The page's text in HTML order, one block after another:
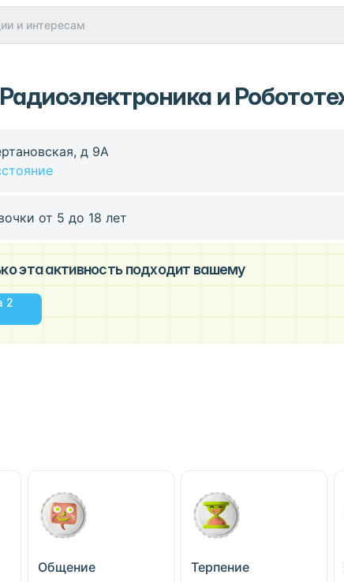
и интересам
и
д 9А
от 5 до 18 лет
эта активность подходит вашему
2
Общение Терпение